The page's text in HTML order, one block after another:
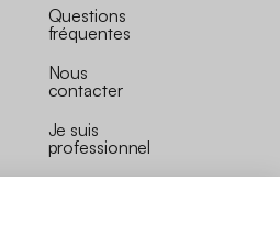
Questions
fréquentes
Nous
contacter
Je suis
professionnel